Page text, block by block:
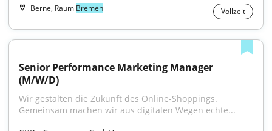
Berne, Raum Bremen Vollzeit
Senior Performance Marketing Manager
(M/W/D)
Wir gestalten die Zukunft des Online-Shoppings.
Gemeinsam machen wir aus digitalen Wegen echte...